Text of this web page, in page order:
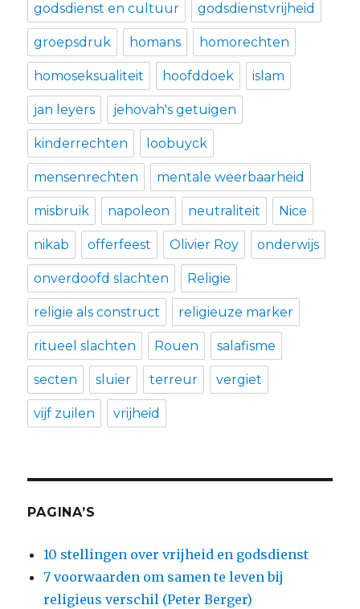
godsdienst en cultuur godsdienstvrijheid
groepsdruk homans homorechten
homoseksualiteit hoofddoek islam
jan leyers jehovah's getuigen
kinderrechten loobuyck
mensenrechten mentale weerbaarheid
misbruik napoleon neutraliteit Nice
nikab offerfeest Olivier Roy onderwijs
onverdoofd slachten Religie
religie als construct religieuze marker
ritueel slachten Rouen salafisme
secten sluier terreur vergiet
vijf zuilen vrijheid
PAGINA’S
10 stellingen over vrijheid en godsdienst
7 voorwaarden om samen te leven bij
religieus verschil (Peter Berger)